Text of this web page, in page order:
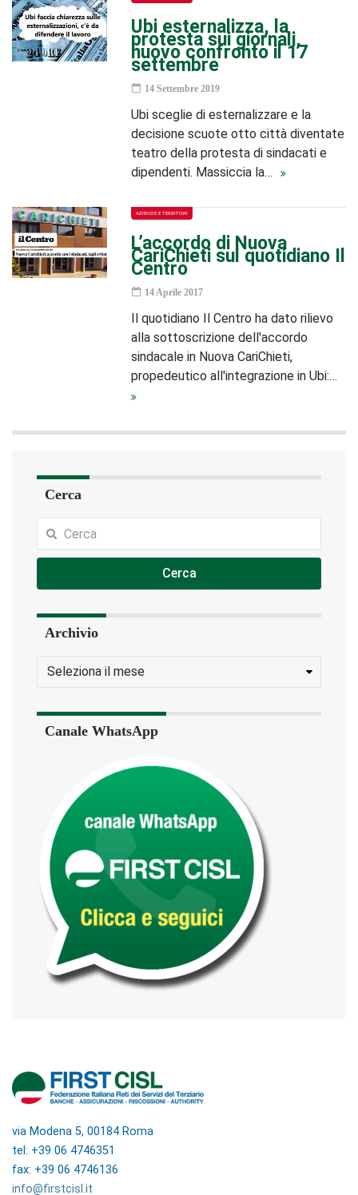
Ubi esternalizza, la
protesta sui giornali,
nuovo confronto il 17
settembre
14 Settembre 2019
Ubi sceglie di esternalizzare e la
decisione scuote otto città diventate
teatro della protesta di sindacati e
dipendenti. Massiccia la…
AZIENDE E TERRITORI
L’accordo di Nuova
CariChieti sul quotidiano Il
Centro
14 Aprile 2017
Il quotidiano Il Centro ha dato rilievo
alla sottoscrizione dell'accordo
sindacale in Nuova CariChieti,
propedeutico all'integrazione in Ubi:…
Cerca
Cerca
Archivio
Canale WhatsApp
via Modena 5, 00184 Roma
tel: +39 06 4746351
fax: +39 06 4746136
info@firstcisl.it